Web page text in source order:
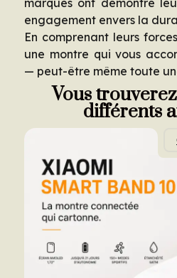
marques ont démontré
engagement envers la
En comprenant leurs
une montre qui vous
— peut-être même toute
Vous
différents